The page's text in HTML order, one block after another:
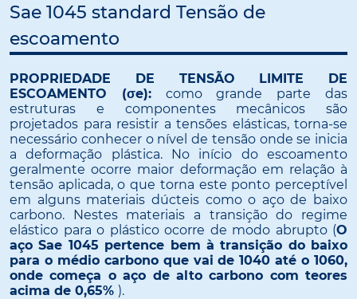
Sae 1045 standard Tensão de
escoamento
PROPRIEDADE DE TENSÃO LIMITE DE
ESCOAMENTO (σe):como grande parte das
estruturas e componentes mecânicos são
projetados para resistir a tensões elásticas, torna-se
necessário conhecer o nível de tensão onde se inicia
a deformação plástica. No início do escoamento
geralmente ocorre maior deformação em relação à
tensão aplicada, o que torna este ponto perceptível
em alguns materiais dúcteis como o aço de baixo
carbono. Nestes materiais a transição do regime
elástico para o plástico ocorre de modo abrupto (O
aço Sae 1045 pertence bem à transição do baixo
para o médio carbono que vai de 1040 até o 1060,
onde começa o aço de alto carbono com teores
acima de 0,65% ).